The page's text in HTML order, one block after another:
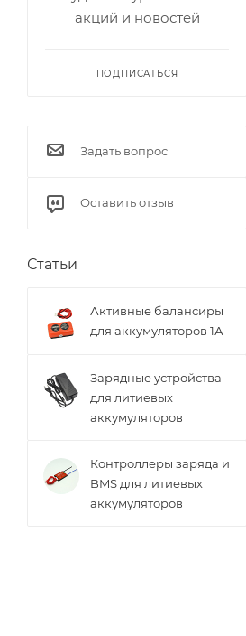
акций и новостей
ПОДПИСАТЬСЯ
Задать вопрос
Оставить отзыв
Статьи
Активные балансиры
для аккумуляторов 1А
Зарядные устройства
для литиевых
аккумуляторов
Контроллеры заряда и
BMS для литиевых
аккумуляторов